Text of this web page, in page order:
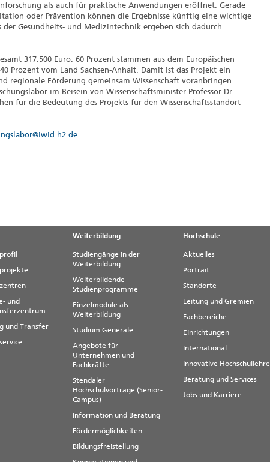
als auch für praktische Anwendungen eröffnet. Gerade
oder Prävention können die Ergebnisse künftig eine wichtige
Gesundheits- und Medizintechnik ergeben sich dadurch
317.500 Euro. 60 Prozent stammen aus dem Europäischen
Prozent vom Land Sachsen-Anhalt. Damit ist das Projekt ein
regionale Förderung gemeinsam Wissenschaft voranbringen
im Beisein von Wissenschaftsminister Professor Dr.
für die Bedeutung des Projekts für den Wissenschaftsstandort
und
und Transfer
Weiterbildung
Studiengänge in der
Weiterbildung
Weiterbildende
Studienprogramme
Einzelmodule als
Weiterbildung
Studium Generale
Angebote für
Unternehmen und
Fachkräfte
Stendaler
Hochschulvorträge (Senior-
Campus)
Information und Beratung
Fördermöglichkeiten
Bildungsfreistellung
Hochschule
Aktuelles
Portrait
Standorte
Leitung und Gremien
Fachbereiche
Einrichtungen
International
Innovative Hochschullehre
Beratung und Services
Jobs und Karriere